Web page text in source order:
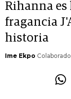
Rihanna es
fragancia
historia
Ime Ekpo